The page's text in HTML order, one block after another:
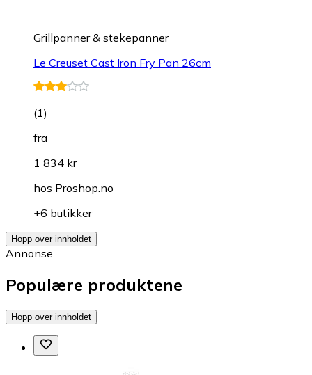
Grillpanner & stekepanner
Le Creuset Cast Iron Fry Pan 26cm
(1)
fra
1 834 kr
hos Proshop.no
+6 butikker
Hopp over innholdet
Annonse
Populære produktene
Hopp over innholdet